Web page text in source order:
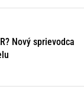
Nový sprievodca